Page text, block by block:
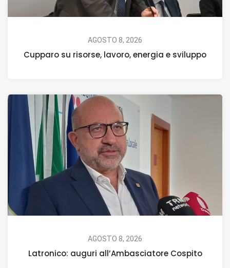
AGOSTO 8, 2026
Cupparo su risorse, lavoro, energia e sviluppo
AGOSTO 8, 2026
Latronico: auguri all’Ambasciatore Cospito